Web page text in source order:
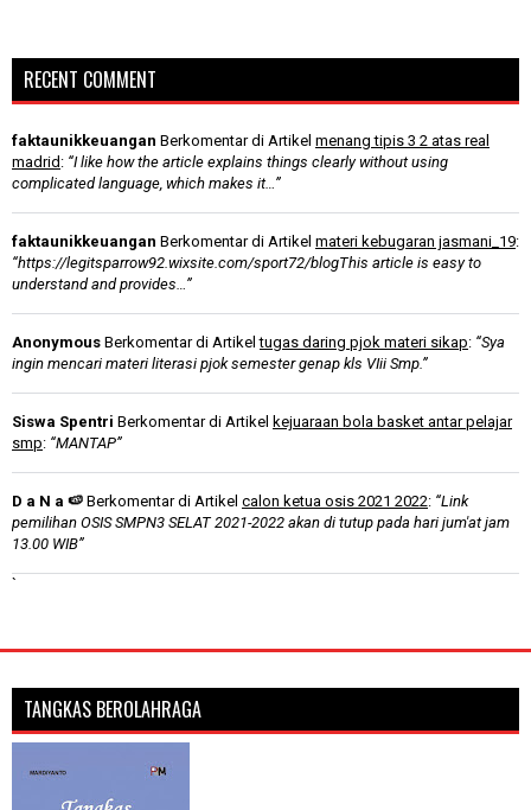
RECENT COMMENT
faktaunikkeuangan Berkomentar di Artikel menang tipis 3 2 atas real
madrid : “I like how the article explains things clearly without using
complicated language, which makes it…”
faktaunikkeuangan Berkomentar di Artikel materi kebugaran jasmani_19:
“https://legitsparrow92.wixsite.com/sport72/blogThis article is easy to
understand and provides…”
Anonymous Berkomentar di Artikeltugas daring pjok materi sikap: “Sya
ingin mencari materi literasi pjok semester genap kls VIii Smp.”
Siswa Spentri Berkomentar di Artikel kejuaraan bola basket antar pelajar
smp: “MANTAP”
D a N a 🍉 Berkomentar di Artikel calon ketua osis 2021 2022: “Link
pemilihan OSIS SMPN3 SELAT 2021-2022 akan di tutup pada hari jum'at jam
13.00 WIB”
`
TANGKAS BEROLAHRAGA